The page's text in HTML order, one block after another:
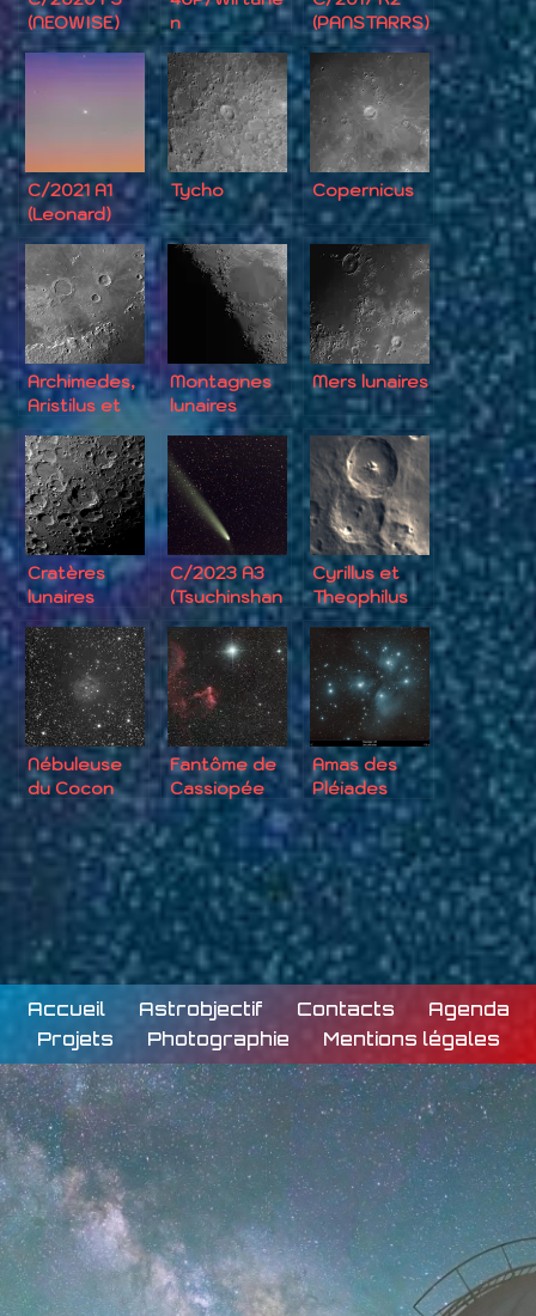
(NEOWISE)
n
(PANSTARRS)
C/2021 A1
(Leonard)
Tycho Copernicus
Archimedes,
Aristilus et
Autolycus
Montagnes
lunaires
Mers lunaires
Cratères
lunaires
divers
C/2023 A3
(Tsuchinshan
-ATLAS)
Cyrillus et
Theophilus
Nébuleuse
du Cocon
Fantôme de
Cassiopée
Amas des
Pléiades
Accueil Astrobjectif Contacts
Agenda
Projets
Photographie Mentions légales